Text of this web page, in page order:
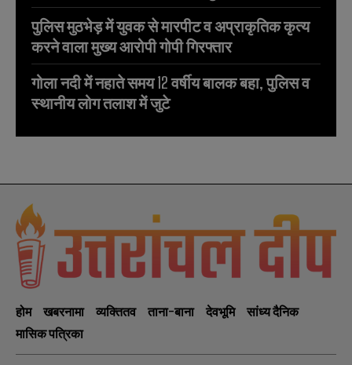
पुलिस मुठभेड़ में युवक से मारपीट व अप्राकृतिक कृत्य
करने वाला मुख्य आरोपी गोपी गिरफ्तार
गोला नदी में नहाते समय 12 वर्षीय बालक बहा, पुलिस व
स्थानीय लोग तलाश में जुटे
होम खबरनामा व्यक्तितव ताना-बाना देवभूमि
सांध्य दैनिक
मासिक पत्रिका